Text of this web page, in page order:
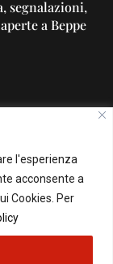
l'esperienza
acconsente a
Cookies. Per
segnalazioni,
a Beppe
PUBBLICITA'
su questo Blog:
- Powered by